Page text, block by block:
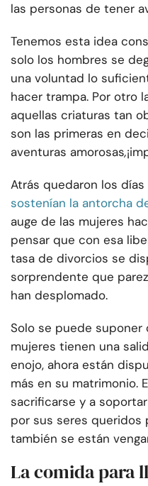
las personas de tener
Tenemos esta idea
solo los hombres se
una voluntad lo
hacer trampa. Por otro
aquellas criaturas tan
son las primeras en
aventuras amorosas,
Atrás quedaron los
sostenían la antorcha
auge de las mujeres
pensar que con esa
tasa de divorcios se
sorprendente que
han desplomado.
Solo se puede suponer
mujeres tienen una
enojo, ahora están
más en su matrimonio.
sacrificarse y a
por sus seres queridos
también se están
La comida para